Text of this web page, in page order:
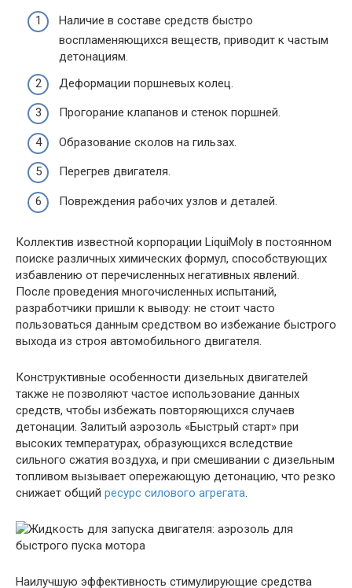
Наличие в составе средств быстро
воспламеняющихся веществ, приводит к частым
детонациям.
Деформации поршневых колец.
Прогорание клапанов и стенок поршней.
Образование сколов на гильзах.
Перегрев двигателя.
Повреждения рабочих узлов и деталей.
Коллектив известной корпорации LiquiMoly в постоянном
поиске различных химических формул, способствующих
избавлению от перечисленных негативных явлений.
После проведения многочисленных испытаний,
разработчики пришли к выводу: не стоит часто
пользоваться данным средством во избежание быстрого
выхода из строя автомобильного двигателя.
Конструктивные особенности дизельных двигателей
также не позволяют частое использование данных
средств, чтобы избежать повторяющихся случаев
детонации. Залитый аэрозоль «Быстрый старт» при
высоких температурах, образующихся вследствие
сильного сжатия воздуха, и при смешивании с дизельным
топливом вызывает опережающую детонацию, что резко
снижает общий ресурс силового агрегата.
Наилучшую эффективность стимулирующие средства